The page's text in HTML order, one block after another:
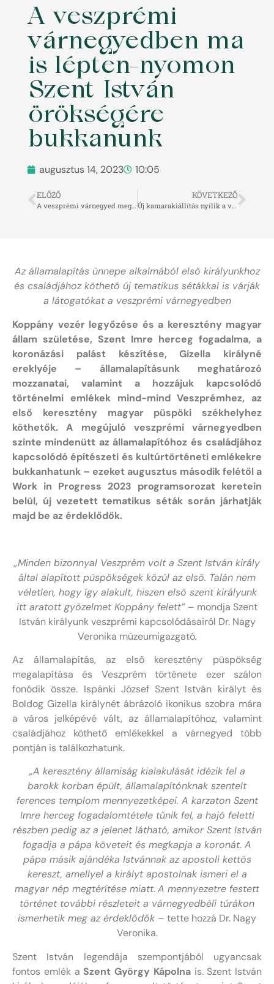
A veszprémi
várnegyedben ma
is lépten-nyomon
Szent István
örökségére
bukkanunk
augusztus 14, 2023 10:05
ELŐZŐ
A veszprémi várnegyed megújításának nagykövete lett Lékai-Kiss Ramóna
KÖVETKEZŐ
Új kamarakiállítás nyílik a várhegy titkairól a Biró-Giczey Házban
Az államalapítás ünnepe alkalmából első királyunkhoz
és családjához köthető új tematikus sétákkal is várják
a látogatókat a veszprémi várnegyedben
Koppány vezér legyőzése és a keresztény magyar
állam születése, Szent Imre herceg fogadalma, a
koronázási palást készítése, Gizella királyné
ereklyéje – államalapításunk meghatározó
mozzanatai, valamint a hozzájuk kapcsolódó
történelmi emlékek mind-mind Veszprémhez, az
első keresztény magyar püspöki székhelyhez
köthetők. A megújuló veszprémi várnegyedben
szinte mindenütt az államalapítóhoz és családjához
kapcsolódó építészeti és kultúrtörténeti emlékekre
bukkanhatunk – ezeket augusztus második felétől a
Work in Progress 2023 programsorozat keretein
belül, új vezetett tematikus séták során járhatják
majd be az érdeklődők.
„Minden bizonnyal Veszprém volt a Szent István király
által alapított püspökségek közül az első. Talán nem
véletlen, hogy így alakult, hiszen első szent királyunk
itt aratott győzelmet Koppány felett” – mondja Szent
István királyunk veszprémi kapcsolódásairól Dr. Nagy
Veronika múzeumigazgató.
Az államalapítás, az első keresztény püspökség
megalapítása és Veszprém története ezer szálon
fonódik össze. Ispánki József Szent István királyt és
Boldog Gizella királynét ábrázoló ikonikus szobra mára
a város jelképévé vált, az államalapítóhoz, valamint
családjához köthető emlékekkel a várnegyed több
pontján is találkozhatunk.
„A keresztény államiság kialakulását idézik fel a
barokk korban épült, államalapítónknak szentelt
ferences templom mennyezetképei. A karzaton Szent
Imre herceg fogadalomtétele tűnik fel, a hajó feletti
részben pedig az a jelenet látható, amikor Szent István
fogadja a pápa követeit és megkapja a koronát. A
pápa másik ajándéka Istvánnak az apostoli kettős
kereszt, amellyel a királyt apostolnak ismeri el a
magyar nép megtérítése miatt.A mennyezetre festett
történet további részleteit a várnegyedbéli túrákon
ismerhetik meg az érdeklődők – tette hozzá Dr. Nagy
Veronika.
Szent István legendája szempontjából ugyancsak
fontos emlék a Szent György Kápolnais. Szent István